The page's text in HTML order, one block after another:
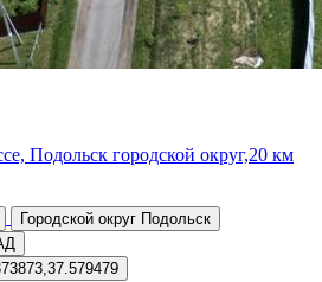
Подольск городской округ,20 км
Городской округ Подольск